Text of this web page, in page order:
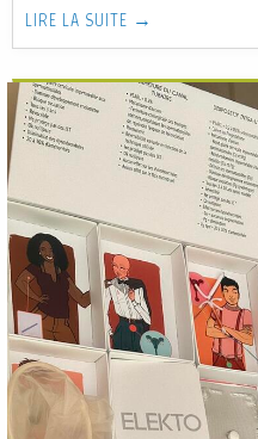
LIRE LA SUITE →